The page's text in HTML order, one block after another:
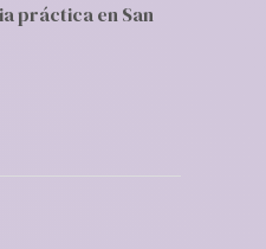
práctica en San